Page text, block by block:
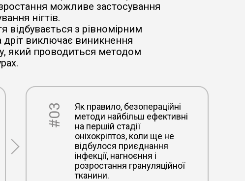
можливе застосування
нігтів.
відбувається з рівномірним
дріт виключає виникнення
який проводиться методом
#03
Як правило, безопераційні
методи найбільш ефективні
на першій стадії
оніхокріптоз, коли ще не
відбулося приєднання
інфекції, нагноєння і
розростання грануляційної
тканини.